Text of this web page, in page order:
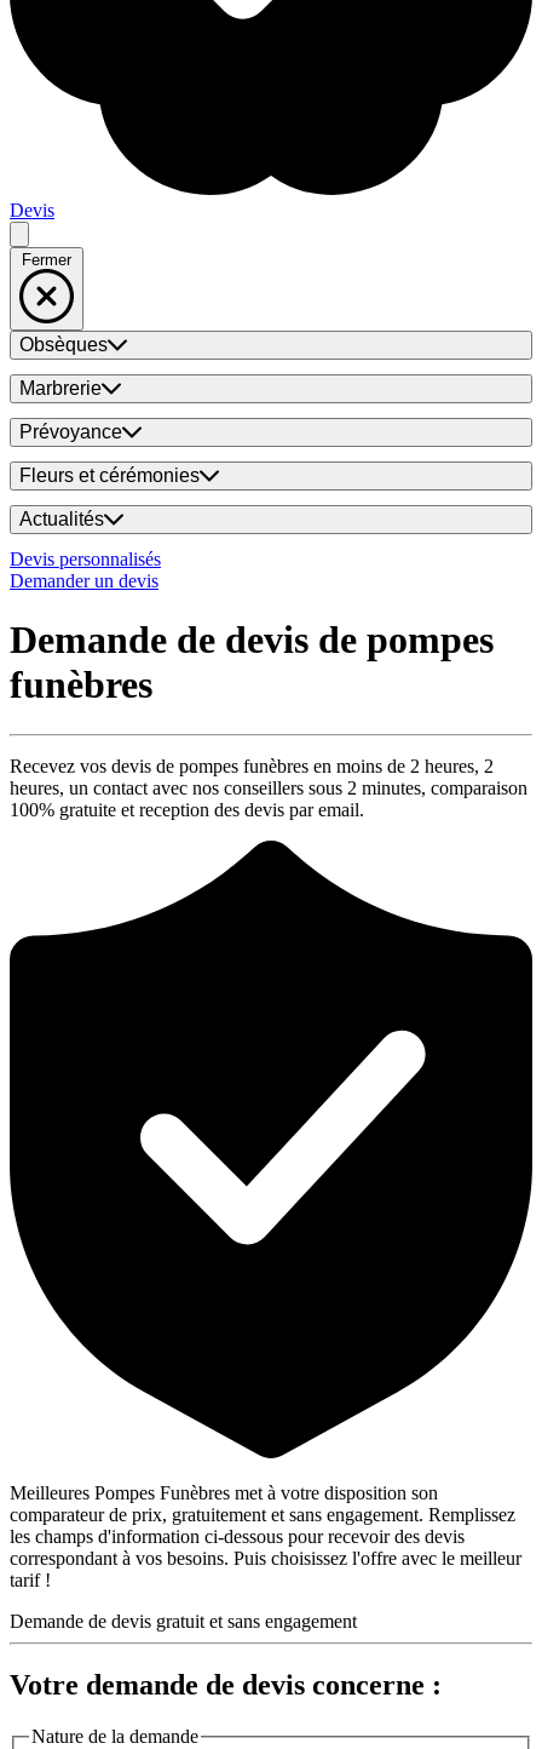
Devis
Fermer
Obsèques
Marbrerie
Prévoyance
Fleurs et cérémonies
Actualités
Devis personnalisés
Demander un devis
Demande de devis de pompes
funèbres
Recevez vos devis de pompes funèbres en moins de 2 heures, 2
heures, un contact avec nos conseillers sous 2 minutes, comparaison
100% gratuite et reception des devis par email.
Meilleures Pompes Funèbres met à votre disposition son
comparateur de prix, gratuitement et sans engagement. Remplissez
les champs d'information ci-dessous pour recevoir des devis
correspondant à vos besoins. Puis choisissez l'offre avec le meilleur
tarif !
Demande de devis gratuit et sans engagement
Votre demande de devis concerne :
Nature de la demande